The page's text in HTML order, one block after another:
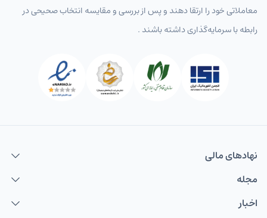
معاملاتی خود را ارتقا دهند و پس از بررسی و مقایسه انتخاب‌ صحیحی در
رابطه با سرمایه‌گذاری داشته باشند .
نهاد‌های مالی
مجله
اخبار